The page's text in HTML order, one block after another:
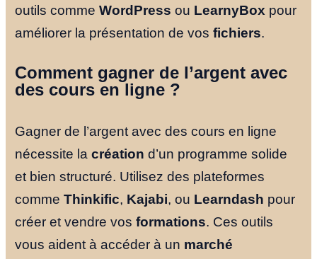
outils commeWordPress ou LearnyBox pour
améliorer la présentation de vosfichiers.
Comment gagner de l’argent avec
des cours en ligne ?
Gagner de l’argent avec des cours en ligne
nécessite lacréation d’un programme solide
et bien structuré. Utilisez des plateformes
commeThinkific, Kajabi, ou Learndash pour
créer et vendre vosformations. Ces outils
vous aident à accéder à un marché